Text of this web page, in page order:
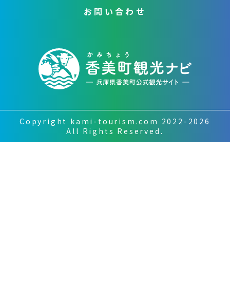
お問い合わせ
Copyright kami-tourism.com 2022-2026
All Rights Reserved.